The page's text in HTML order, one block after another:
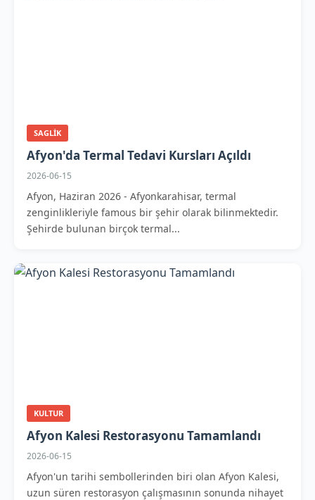
SAGLIK
Afyon'da Termal Tedavi Kursları Açıldı
2026-06-15
Afyon, Haziran 2026 - Afyonkarahisar, termal
zenginlikleriyle famous bir şehir olarak bilinmektedir.
Şehirde bulunan birçok termal...
KULTUR
Afyon Kalesi Restorasyonu Tamamlandı
2026-06-15
Afyon'un tarihi sembollerinden biri olan Afyon Kalesi,
uzun süren restorasyon çalışmasının sonunda nihayet